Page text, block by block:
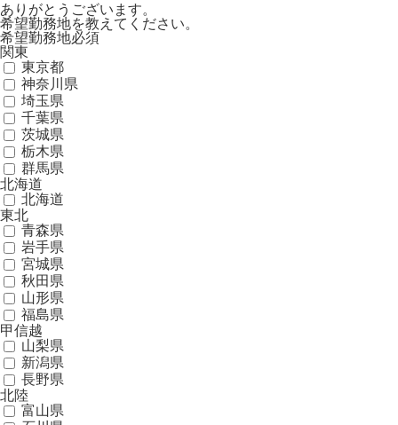
ありがとうございます。
希望勤務地を教えてください。
希望勤務地必須
関東
東京都
神奈川県
埼玉県
千葉県
茨城県
栃木県
群馬県
北海道
北海道
東北
青森県
岩手県
宮城県
秋田県
山形県
福島県
甲信越
山梨県
新潟県
長野県
北陸
富山県